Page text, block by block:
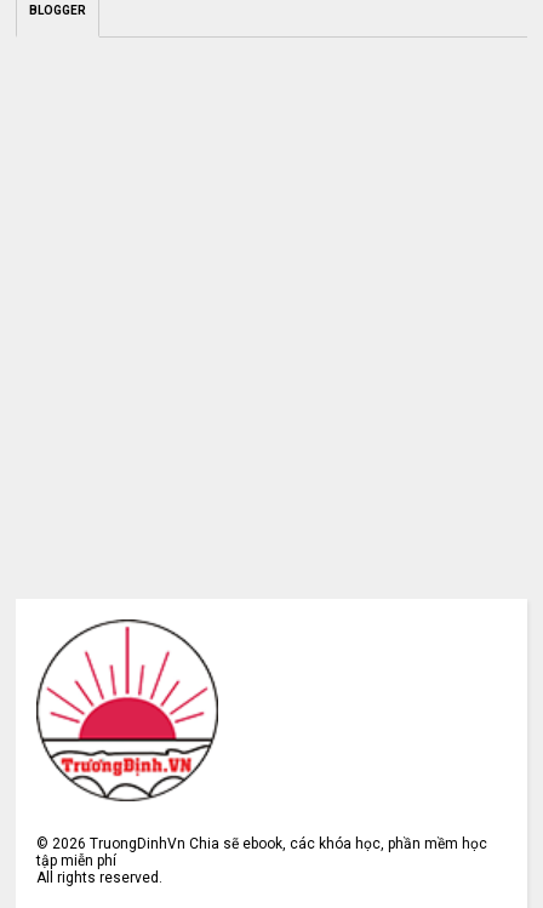
BLOGGER
©2026 TruongDinhVn Chia sẽ ebook, các khóa học, phần mềm học
tập miễn phí
All rights reserved.